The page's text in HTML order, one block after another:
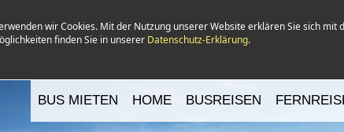
BUS MIETEN HOME BUSREISEN
wir Cookies. Mit der Nutzung unserer Website erklären Sie sich mit
finden Sie in unserer Datenschutz-Erklärung.